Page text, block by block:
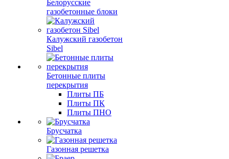
Белорусские
газобетонные блоки
Калужский газобетон
Sibel
Бетонные плиты
перекрытия
Плиты ПБ
Плиты ПК
Плиты ПНО
Брусчатка
Газонная решетка